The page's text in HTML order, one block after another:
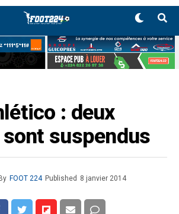
: deux
suspendus
FOOT 224 Published 8 janvier 2014